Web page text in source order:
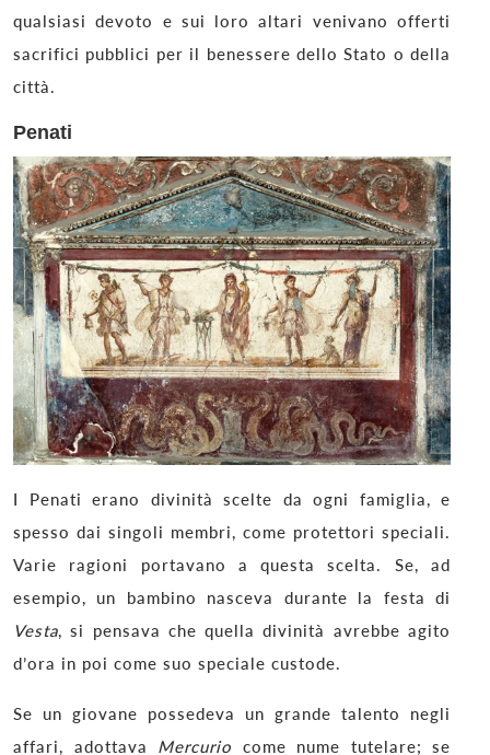
qualsiasi devoto e sui loro altari venivano offerti
sacrifici pubblici per il benessere dello Stato o della
città.
Penati
I Penati erano divinità scelte da ogni famiglia, e
spesso dai singoli membri, come protettori speciali.
Varie ragioni portavano a questa scelta. Se, ad
esempio, un bambino nasceva durante la festa di
Vesta, si pensava che quella divinità avrebbe agito
d’ora in poi come suo speciale custode.
Se un giovane possedeva un grande talento negli
affari, adottava Mercurio come nume tutelare; se